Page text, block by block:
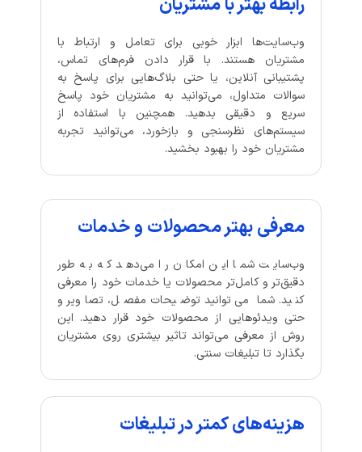
وب‌سایت‌ها ابزار خوبی برای تعامل و ارتباط با
مشتریان هستند. با قرار دادن فرم‌های تماس،
پشتیبانی آنلاین، یا حتی بلاگ‌هایی برای پاسخ به
سوالات متداول، می‌توانید به مشتریان خود پاسخ
سریع و دقیقی بدهید. همچنین با استفاده از
سیستم‌های نظرسنجی و بازخورد، می‌توانید تجربه
مشتریان خود را بهبود بخشید.
معرفی بهتر محصولات و خدمات
وب‌سایت شما این امکان را می‌دهد که به طور
دقیق‌تر و کامل‌تر محصولات یا خدمات خود را معرفی
کنید. شما می‌توانید توضیحات مفصل، تصاویر و
حتی ویدئوهایی از محصولات خود قرار دهید. این
روش از معرفی می‌تواند تاثیر بیشتری روی مشتریان
بگذارد تا تبلیغات سنتی.
هزینه‌های کمتر در تبلیغات